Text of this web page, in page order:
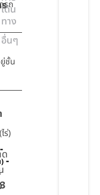
รถ
ชั้น
ร่)
-
เดิน
ทาง
อื่นๆ